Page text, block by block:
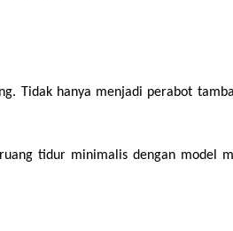
Tidak hanya menjadi perabot
tidur minimalis dengan model